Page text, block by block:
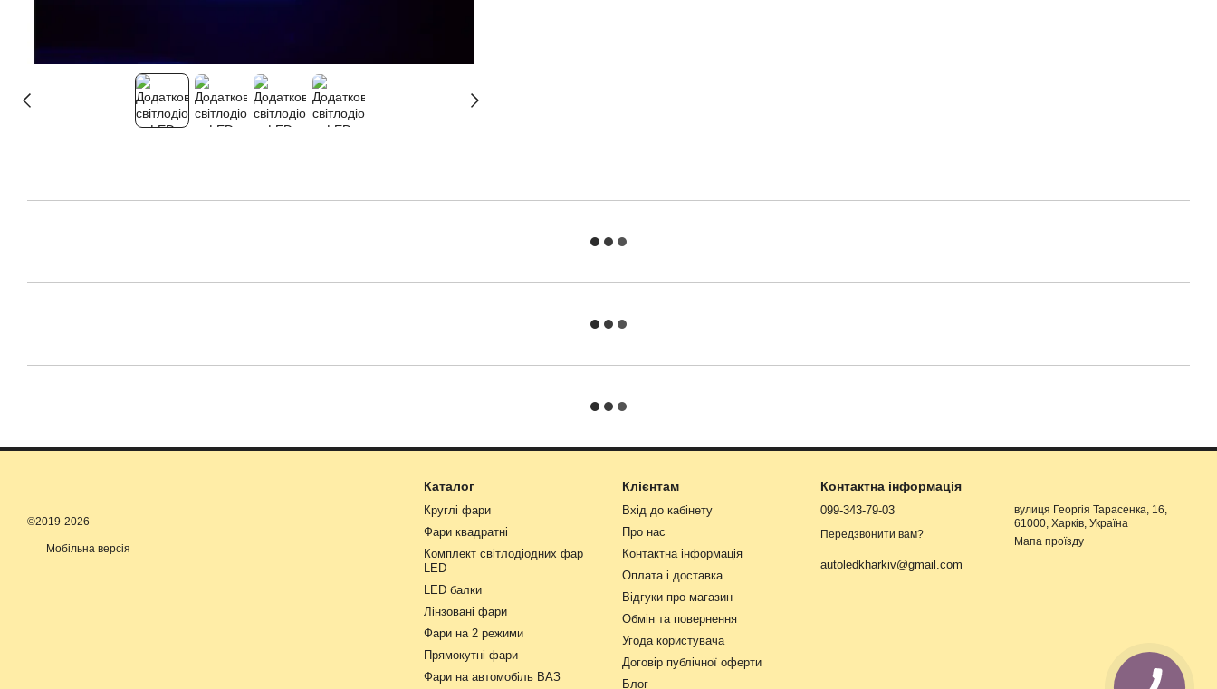
©2019-2026
Мобільна версія
Каталог
Круглі фари
Фари квадратні
Комплект світлодіодних фар
LED
LED балки
Лінзовані фари
Фари на 2 режими
Прямокутні фари
Фари на автомобіль ВАЗ
Клієнтам
Вхід до кабінету
Про нас
Контактна інформація
Оплата і доставка
Відгуки про магазин
Обмін та повернення
Угода користувача
Договір публічної оферти
Блог
Контактна інформація
099-343-79-03
Передзвонити вам?
autoledkharkiv@gmail.com
вулиця Георгія Тарасенка, 16,
61000, Харків, Україна
Мапа проїзду